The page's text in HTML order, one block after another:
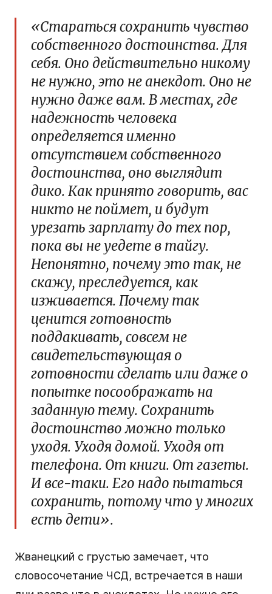
«Стараться сохранить чувство
собственного достоинства. Для
себя. Оно действительно никому
не нужно, это не анекдот. Оно не
нужно даже вам. В местах, где
надежность человека
определяется именно
отсутствием собственного
достоинства, оно выглядит
дико. Как принято говорить, вас
никто не поймет, и будут
урезать зарплату до тех пор,
пока вы не уедете в тайгу.
Непонятно, почему это так, не
скажу, преследуется, как
изживается. Почему так
ценится готовность
поддакивать, совсем не
свидетельствующая о
готовности сделать или даже о
попытке посоображать на
заданную тему. Сохранить
достоинство можно только
уходя. Уходя домой. Уходя от
телефона. От книги. От газеты.
И все-таки. Его надо пытаться
сохранить, потому что у многих
есть дети».
Жванецкий с грустью замечает, что
словосочетание ЧСД, встречается в наши